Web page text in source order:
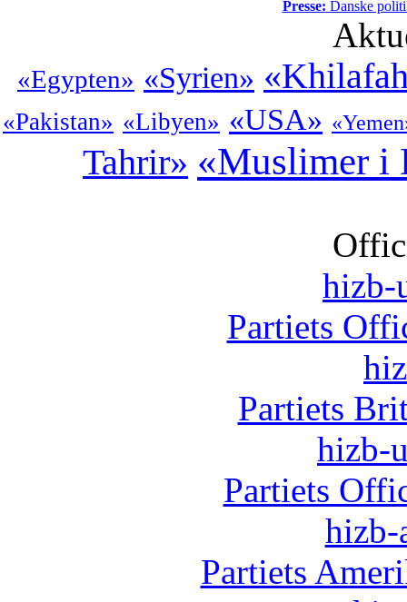
Presse: Danske
«Egypten» «Syrien»
«Pakistan» «Libyen» «USA»
Tahrir» «Muslimer i
hizb-
Partiets
Partiets
hizb-
Partiets
hizb-
Partiets